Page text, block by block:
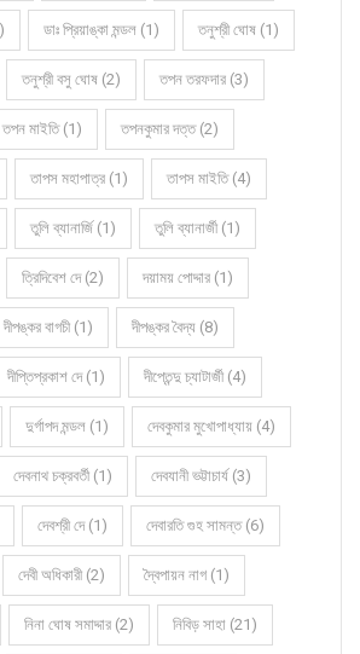
ডাঃ প্রিয়াঙ্কা মন্ডল (1) তনুশ্রী ঘোষ (1)
তনুশ্রী বসু ঘোষ (2) তপন তরফদার (3)
তপন মাইতি (1) তপনকুমার দত্ত (2)
তাপস মহাপাত্র (1) তাপস মাইতি (4)
তুলি ব্যানার্জি (1) তুলি ব্যানার্জী (1)
ত্রিদিবেশ দে (2) দয়াময় পোদ্দার (1)
দীপঙ্কর বাগচী (1) দীপঙ্কর বৈদ্য (8)
দীপ্তিপ্রকাশ দে (1) দীপ্তেন্দু চ্যাটার্জী (4)
দুর্গাপদ মন্ডল (1) দেবকুমার মুখোপাধ্যায় (4)
দেবনাথ চক্রবর্তী (1) দেবযানী ভট্টাচার্য (3)
দেবশ্রী দে (1) দেবারতি গুহ সামন্ত (6)
দেবী অধিকারী (2) দ্বৈপায়ন নাগ (1)
নিনা ঘোষ সমাদ্দার (2) নিবিড় সাহা (21)